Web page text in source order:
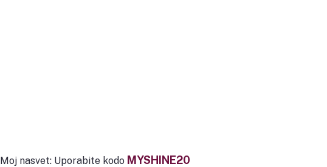
Moj nasvet: Uporabite kodo MYSHINE20